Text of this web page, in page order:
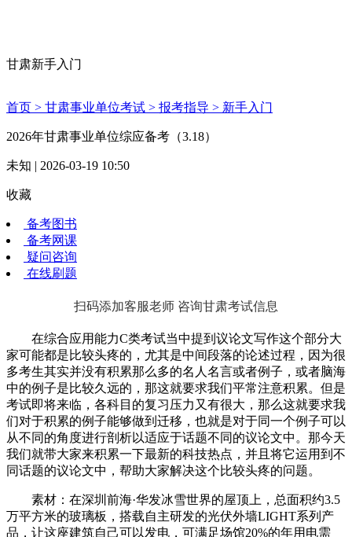
甘肃新手入门
首页 > 甘肃事业单位考试 > 报考指导 > 新手入门
2026年甘肃事业单位综应备考（3.18）
未知 | 2026-03-19 10:50
收藏
备考图书
备考网课
疑问咨询
在线刷题
扫码添加客服老师 咨询甘肃考试信息
在综合应用能力C类考试当中提到议论文写作这个部分大
家可能都是比较头疼的，尤其是中间段落的论述过程，因为很
多考生其实并没有积累那么多的名人名言或者例子，或者脑海
中的例子是比较久远的，那这就要求我们平常注意积累。但是
考试即将来临，各科目的复习压力又有很大，那么这就要求我
们对于积累的例子能够做到迁移，也就是对于同一个例子可以
从不同的角度进行剖析以适应于话题不同的议论文中。那今天
我们就带大家来积累一下最新的科技热点，并且将它运用到不
同话题的议论文中，帮助大家解决这个比较头疼的问题。
素材：在深圳前海·华发冰雪世界的屋顶上，总面积约3.5
万平方米的玻璃板，搭载自主研发的光伏外墙LIGHT系列产
品，让这座建筑自己可以发电，可满足场馆20%的年用电需